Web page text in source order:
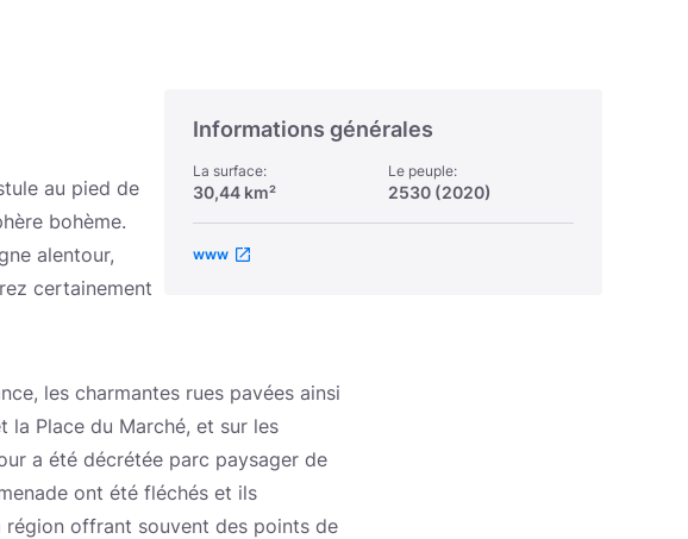
au pied de
bohème.
alentour,
certainement
Informations générales
La surface:
30,44 km²
Le peuple:
2530 (2020)
www
les charmantes rues pavées ainsi
la Place du Marché, et sur les
a été décrétée parc paysager de
ont été fléchés et ils
offrant souvent des points de